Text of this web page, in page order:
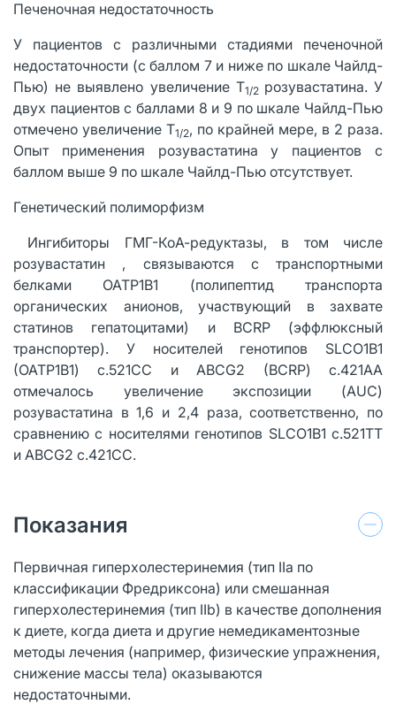
Печеночная недостаточность
У пациентов с различными стадиями печеночной
недостаточности (с баллом 7 и ниже по шкале Чайлд-
Пью) не выявлено увеличение Т1/2 розувастатина. У
двух пациентов с баллами 8 и 9 по шкале Чайлд-Пью
отмечено увеличение Т1/2, по крайней мере, в 2 раза.
Опыт применения розувастатина у пациентов с
баллом выше 9 по шкале Чайлд-Пью отсутствует.
Генетический полиморфизм
Ингибиторы ГМГ-КоА-редуктазы, в том числе
розувастатин , связываются с транспортными
белками OATP1B1 (полипептид транспорта
органических анионов, участвующий в захвате
статинов гепатоцитами) и BCRP (эффлюксный
транспортер). У носителей генотипов SLCO1B1
(OATP1B1) c.521CC и ABCG2 (BCRP) c.421AA
отмечалось увеличение экспозиции (AUC)
розувастатина в 1,6 и 2,4 раза, соответственно, по
сравнению с носителями генотипов SLCO1B1 c.521TT
и ABCG2 c.421CC.
Показания
Первичная гиперхолестеринемия (тип IIа по
классификации Фредриксона) или смешанная
гиперхолестеринемия (тип IIb) в качестве дополнения
к диете, когда диета и другие немедикаментозные
методы лечения (например, физические упражнения,
снижение массы тела) оказываются
недостаточными.